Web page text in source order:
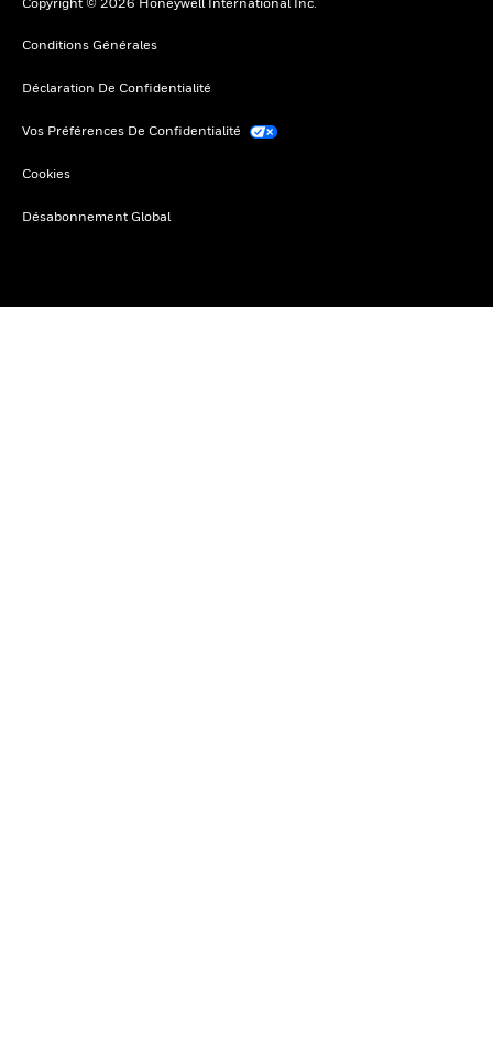
Conditions Générales
Déclaration De Confidentialité
Vos Préférences De Confidentialité
Cookies
Désabonnement Global